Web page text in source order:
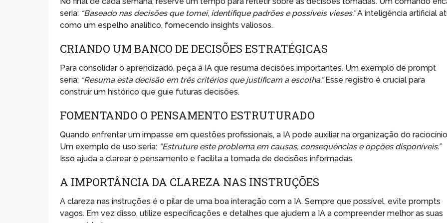
seria: “Baseado nas decisões que tomei, identifique padrões e possíveis vieses.”A inteligência artificial
como um espelho analítico, fornecendo insights valiosos.
CRIANDO UM BANCO DE DECISÕES ESTRATÉGICAS
Para consolidar o aprendizado, peça à IA que resuma decisões importantes. Um exemplo de prompt
seria: “Resuma esta decisão em três critérios que justificam a escolha.”Esse registro é crucial para
construir um histórico que guie futuras decisões.
FOMENTANDO O PENSAMENTO ESTRUTURADO
Quando enfrentar um impasse em questões profissionais, a IA pode auxiliar na organização do
Um exemplo de uso seria: “Estruture este problema em causas, consequências e opções disponíveis.”
Isso ajuda a clarear o pensamento e facilita a tomada de decisões informadas.
A IMPORTÂNCIA DA CLAREZA NAS INSTRUÇÕES
A clareza nas instruções é o pilar de uma boa interação com a IA. Sempre que possível, evite prompts
vagos. Em vez disso, utilize especificações e detalhes que ajudem a IA a compreender melhor as suas